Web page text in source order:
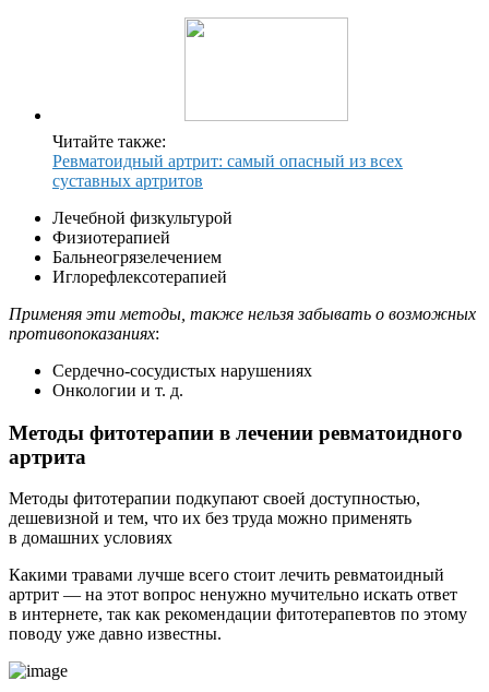
Читайте также:
Ревматоидный артрит: cамый опасный из всех
суставных артритов
Лечебной физкультурой
Физиотерапией
Бальнеогрязелечением
Иглорефлексотерапией
Применяя эти методы, также нельзя забывать о возможных
противопоказаниях:
Сердечно-сосудистых нарушениях
Онкологии и т. д.
Методы фитотерапии в лечении ревматоидного
артрита
Методы фитотерапии подкупают своей доступностью,
дешевизной и тем, что их без труда можно применять
в домашних условиях
Какими травами лучше всего стоит лечить ревматоидный
артрит — на этот вопрос ненужно мучительно искать ответ
в интернете, так как рекомендации фитотерапевтов по этому
поводу уже давно известны.